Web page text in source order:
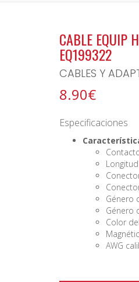
CABLE EQUIP
EQ199322
CABLES Y
8.90€
Especificaciones
Género
Género
Color
AWG